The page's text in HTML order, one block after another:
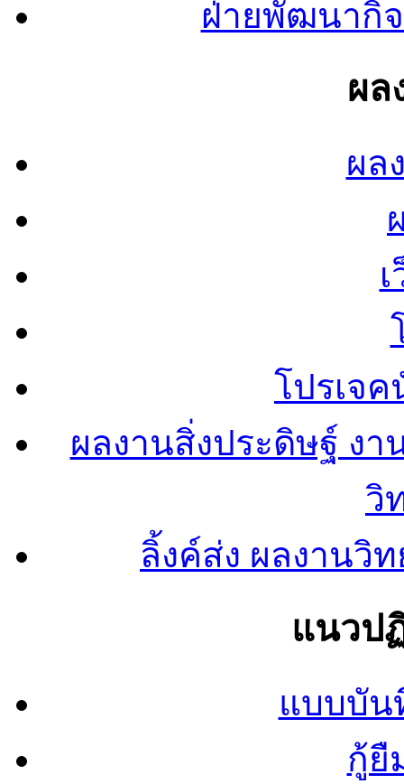
ฝ่ายพัฒนากิ
ผล
ผล
โปรเจ
ผลงานสิ่งประดิษฐ์ งา
วิ
ลิ้งค์ส่ง ผลงานวิ
แนวป
แบบบัน
กู้ยื